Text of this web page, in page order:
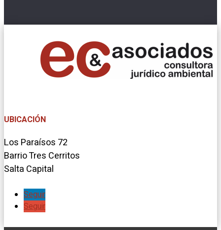
UBICACIÓN
Los Paraísos 72
Barrio Tres Cerritos
Salta Capital
Seguir
Seguir